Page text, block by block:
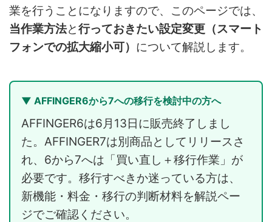
業を行うことになりますので、このページでは、
当作業方法と行っておきたい設定変更（スマート
フォンでの拡大縮小可） について解説します。
▼ AFFINGER6から7への移行を検討中の方へ
AFFINGER6は6月13日に販売終了しまし
た。AFFINGER7は別商品としてリリースさ
れ、6から7へは「買い直し＋移行作業」が
必要です。移行すべきか迷っている方は、
新機能・料金・移行の判断材料を解説ペー
ジでご確認ください。